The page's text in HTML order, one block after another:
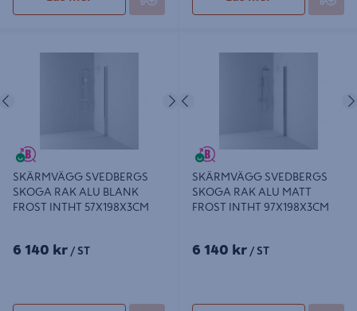
RAK ALU BLANK FROST INTHT
Nästa
SKÄRMVÄGG SVEDBERGS
SKOGA RAK ALU BLANK
FROST INTHT 57X198X3CM
6 140 kr / ST
RAK ALU MATT FROST INTHT
SKÄRMVÄGG SVEDBERGS
SKOGA RAK ALU MATT
FROST INTHT 97X198X3CM
6 140 kr / ST